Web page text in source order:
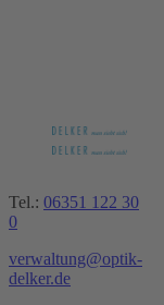
Tel.: 06351 122 30
0
verwaltung@optik-
delker.de